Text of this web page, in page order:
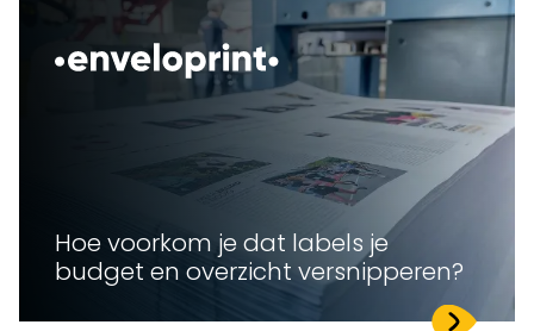
Hoe voorkom je dat labels je
budget en overzicht versnipperen?